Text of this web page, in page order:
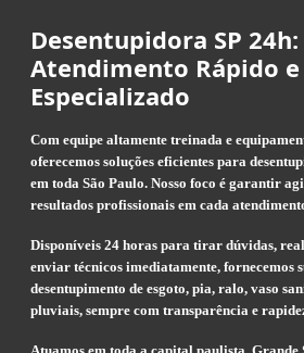
Desentupidora SP 24h:
Atendimento Rápido e
Especializado
Com equipe altamente treinada e
oferecemos soluções eficientes para
em toda São Paulo. Nosso foco é garantir
resultados profissionais em cada
Disponíveis 24 horas para tirar dúvidas,
enviar técnicos imediatamente, fornecemos
desentupimento de esgoto, pia, ralo, vaso
pluviais, sempre com transparência e